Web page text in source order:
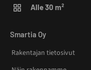
Alle 30 m²
Smartia Oy
Rakentajan tietosivut